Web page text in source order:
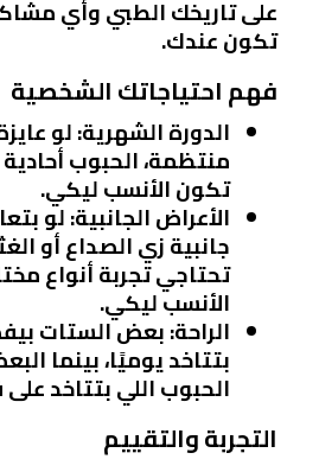
على تاريخك الطبي وأي
تكون عندك.
فهم احتياجاتك الشخصية
الدورة الشهرية: لو
منتظمة، الحبوب
تكون الأنسب ليكي.
الأعراض الجانبية: لو
جانبية زي الصداع أو
تحتاجي تجربة أنواع
الأنسب ليكي.
الراحة: بعض الستات
بتتاخد يوميًا، بينما
الحبوب اللي بتتاخد
التجربة والتقييم